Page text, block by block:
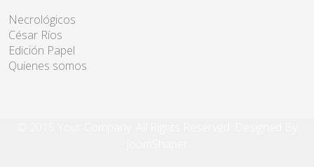
Necrológicos
César Ríos
Edición Papel
Quienes somos